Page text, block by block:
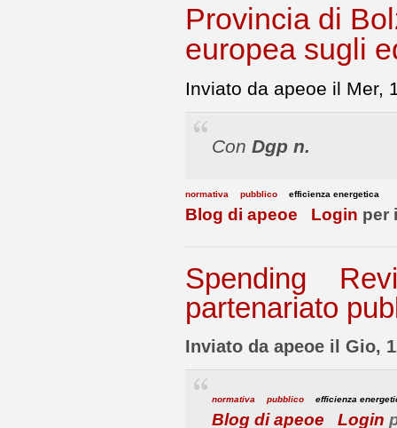
Provincia di
europea sugli
Inviato da apeoe il Mer,
Con Dgp n.
normativa pubblico efficienza energetica
Blog di apeoe Login per
Spending
partenariato
Inviato da apeoe il Gio,
normativa pubblico efficienza
Blog di apeoe Login